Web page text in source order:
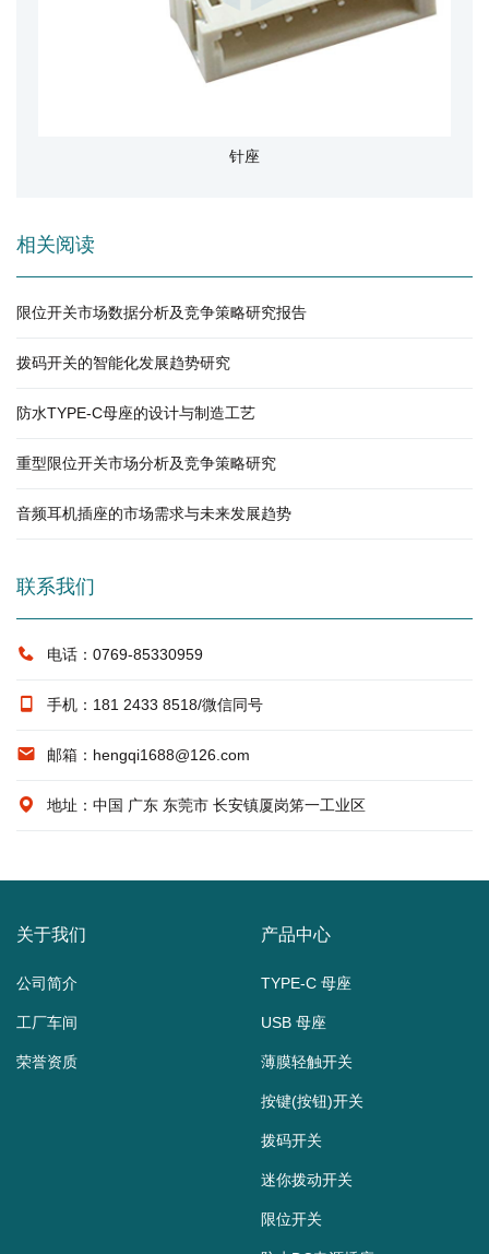
针座
相关阅读
限位开关市场数据分析及竞争策略研究报告
拨码开关的智能化发展趋势研究
防水TYPE-C母座的设计与制造工艺
重型限位开关市场分析及竞争策略研究
音频耳机插座的市场需求与未来发展趋势
联系我们
电话：0769-85330959
手机：181 2433 8518/微信同号
邮箱：hengqi1688@126.com
地址：中国 广东 东莞市 长安镇厦岗笫一工业区
关于我们
公司简介
工厂车间
荣誉资质
产品中心
TYPE-C 母座
USB 母座
薄膜轻触开关
按键(按钮)开关
拨码开关
迷你拨动开关
限位开关